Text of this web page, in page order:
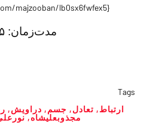
{https://soundcloud.com/majzooban/lb0sx6fwfex5}
مدت‌زمان:۵ دقیقه
Tags
ارتباط, تعادل, جسم, دراویش,
مجذوبعلیشاه,